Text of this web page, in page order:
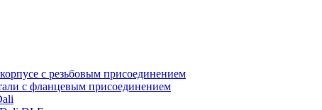
с резьбовым присоединением
с фланцевым присоединением